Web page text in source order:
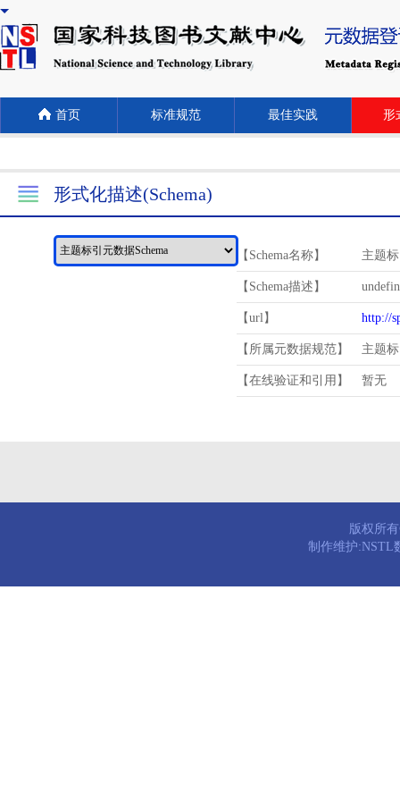
首页 标准规范 最佳实践 形
形式化描述(Schema)
【Schema名称】 主题
【Schema描述】
【url】 http://
【所属元数据规范】 主题
【在线验证和引用】 暂无
版权所
制作维护:NSTL